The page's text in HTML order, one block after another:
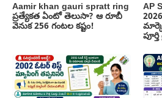
Aamir khan gauri spratt ring
ప్రత్యేకత ఏంటో తెలుసా? ఆ రూబీ
వెనుక 256 గంటల కష్టం!
AP